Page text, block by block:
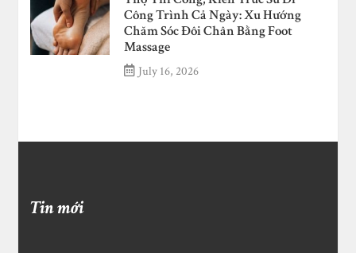
Công Trình Cả Ngày: Xu Hướng
Chăm Sóc Đôi Chân Bằng Foot
Massage
July 16, 2026
Tin mới